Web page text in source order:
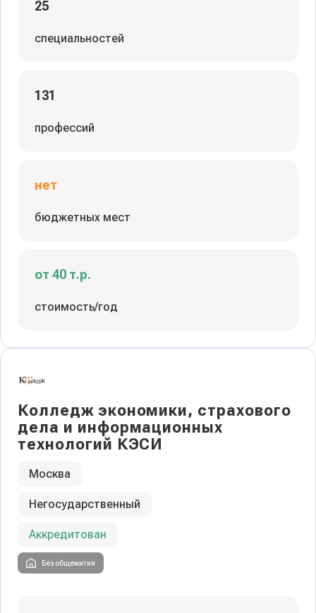
25
специальностей
131
профессий
нет
бюджетных мест
от 40 т.р.
стоимость/год
Колледж экономики, страхового
дела и информационных
технологий КЭСИ
Москва
Негосударственный
Аккредитован
Без общежития